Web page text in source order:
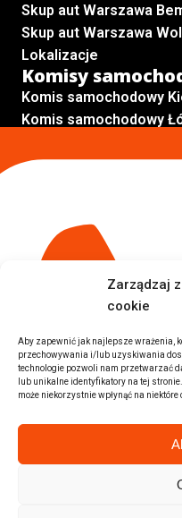
Zarządzaj
cookie
Aby zapewnić jak najlepsze wrażenia,
przechowywania i/lub uzyskiwania
technologie pozwoli nam przetwarzać
lub unikalne identyfikatory na tej
może niekorzystnie wpłynąć na niektóre
Skup aut Warszawa
Skup aut Warszawa
Lokalizacje
Komisy
Komis samochodowy
Komis samochodowy
Komis samochodowy
Komis samochodowy
Komis samochodowy
Inne Lokalizacje
Auta z USA Rzeszów
Auta z USA Białystok
Auta z USA Kraków
Marki
Sprzedam BMW
Wszystkie marki